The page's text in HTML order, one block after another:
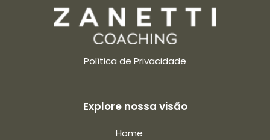
Política de Privacidade
Explore nossa visão
Home